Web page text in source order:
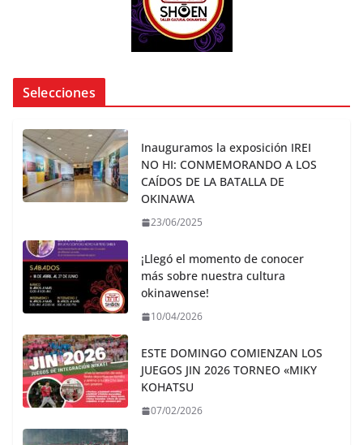
Selecciones
Inauguramos la exposición IREI
NO HI: CONMEMORANDO A LOS
CAÍDOS DE LA BATALLA DE
OKINAWA
23/06/2025
¡Llegó el momento de conocer
más sobre nuestra cultura
okinawense!
10/04/2026
ESTE DOMINGO COMIENZAN LOS
JUEGOS JIN 2026 TORNEO «MIKY
KOHATSU
07/02/2026